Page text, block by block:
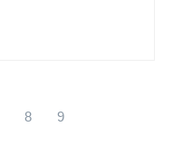
8
9